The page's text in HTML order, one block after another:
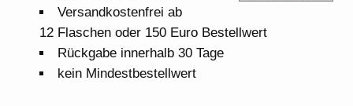
Versandkostenfrei ab
12 Flaschen oder 150 Euro Bestellwert
Rückgabe innerhalb 30 Tage
kein Mindestbestellwert